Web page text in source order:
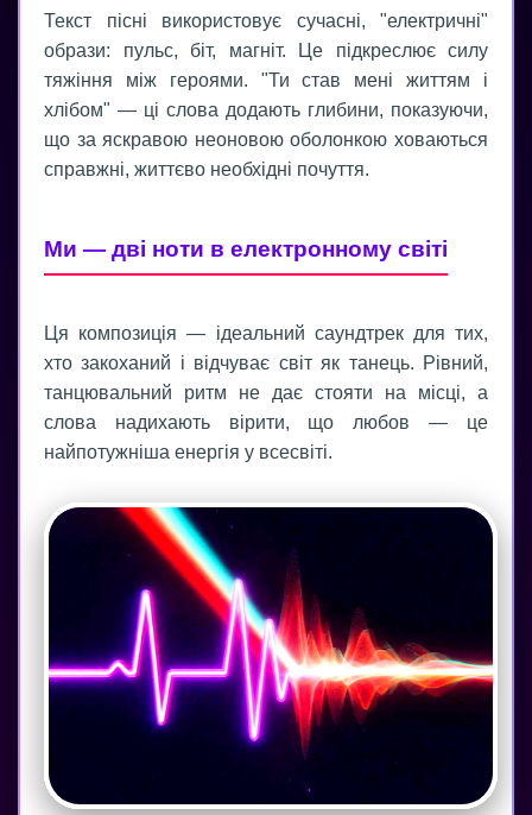
Текст пісні використовує сучасні, "електричні"
образи: пульс, біт, магніт. Це підкреслює силу
тяжіння між героями. "Ти став мені життям і
хлібом" — ці слова додають глибини, показуючи,
що за яскравою неоновою оболонкою ховаються
справжні, життєво необхідні почуття.
Ми — дві ноти в електронному світі
Ця композиція — ідеальний саундтрек для тих,
хто закоханий і відчуває світ як танець. Рівний,
танцювальний ритм не дає стояти на місці, а
слова надихають вірити, що любов — це
найпотужніша енергія у всесвіті.